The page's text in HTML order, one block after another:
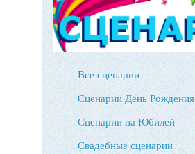
Все сценарии
Сценарии День Рождения
Сценарии на Юбилей
Свадебные сценарии